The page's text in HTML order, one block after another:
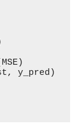
y_pred)